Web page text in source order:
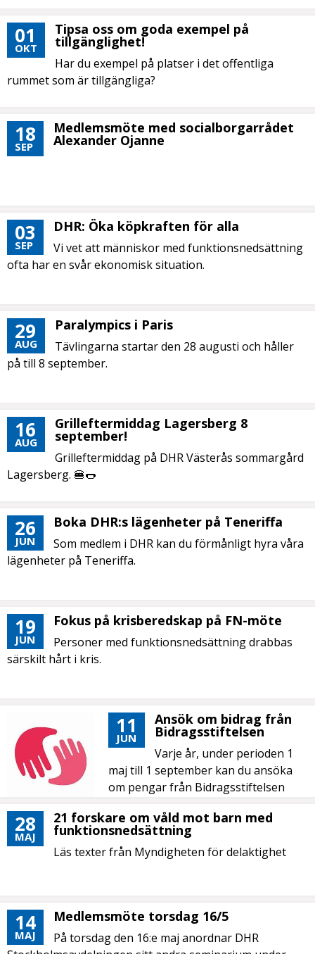
01
OKT
Tipsa oss om goda exempel på
tillgänglighet!
Har du exempel på platser i det offentliga
rummet som är tillgängliga?
18
SEP
Medlemsmöte med socialborgarrådet
Alexander Ojanne
03
SEP
DHR: Öka köpkraften för alla
Vi vet att människor med funktionsnedsättning
ofta har en svår ekonomisk situation.
29
AUG
Paralympics i Paris
Tävlingarna startar den 28 augusti och håller
på till 8 september.
16
AUG
Grilleftermiddag Lagersberg 8
september!
Grilleftermiddag på DHR Västerås sommargård
Lagersberg. 🍔🌭
26
JUN
Boka DHR:s lägenheter på Teneriffa
Som medlem i DHR kan du förmånligt hyra våra
lägenheter på Teneriffa.
19
JUN
Fokus på krisberedskap på FN-möte
Personer med funktionsnedsättning drabbas
särskilt hårt i kris.
11
JUN
Ansök om bidrag från
Bidragsstiftelsen
Varje år, under perioden 1
maj till 1 september kan du ansöka
om pengar från Bidragsstiftelsen
28
MAJ
21 forskare om våld mot barn med
funktionsnedsättning
Läs texter från Myndigheten för delaktighet
14
MAJ
Medlemsmöte torsdag 16/5
På torsdag den 16:e maj anordnar DHR